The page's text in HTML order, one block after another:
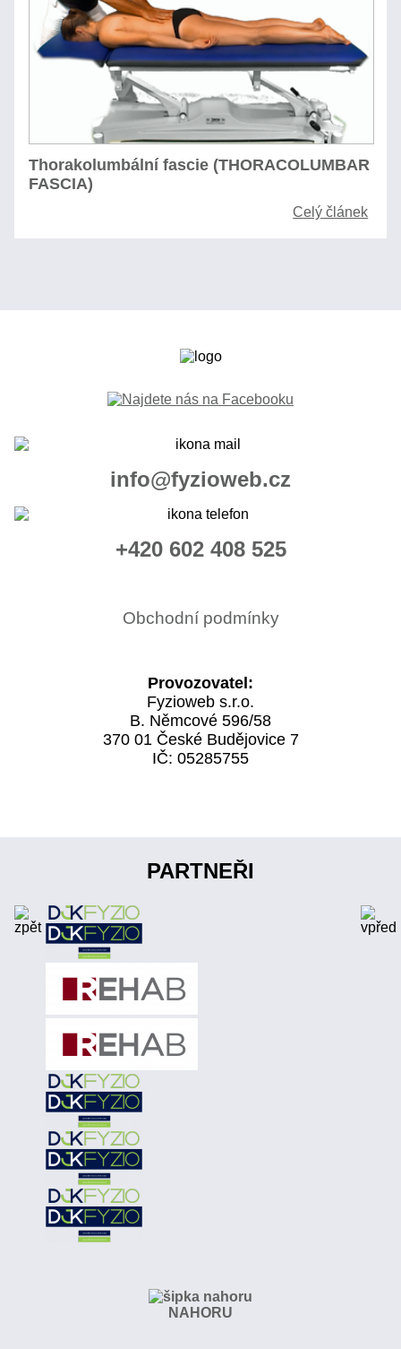
Thorakolumbální fascie (THORACOLUMBAR
FASCIA)
Celý článek
info@fyzioweb.cz
+420 602 408 525
Obchodní podmínky
Provozovatel:
Fyzioweb s.r.o.
B. Němcové 596/58
370 01 České Budějovice 7
IČ: 05285755
PARTNEŘI
NAHORU